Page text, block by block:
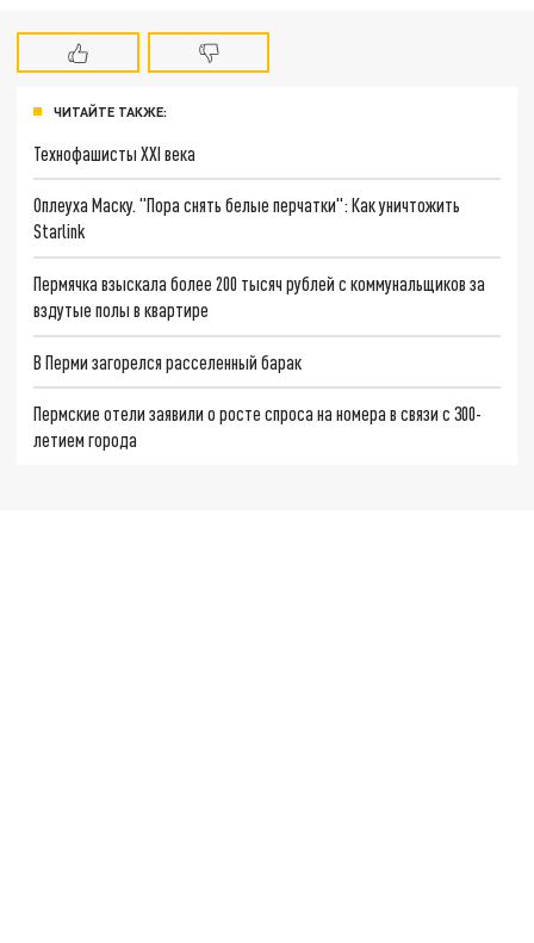
ЧИТАЙТЕ ТАКЖЕ:
Технофашисты XXI века
Оплеуха Маску. "Пора снять белые перчатки": Как уничтожить
Starlink
Пермячка взыскала более 200 тысяч рублей с коммунальщиков за
вздутые полы в квартире
В Перми загорелся расселенный барак
Пермские отели заявили о росте спроса на номера в связи с 300-
летием города